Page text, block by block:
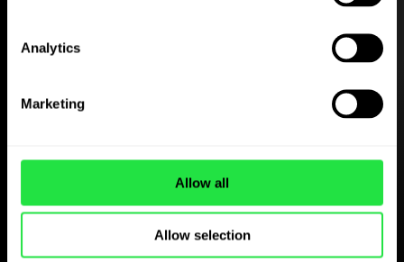
Analytics
Marketing
Allow all
Allow selection
Descargue gratis
Descargue la aplicación
y regístrese en pocos
minutos.